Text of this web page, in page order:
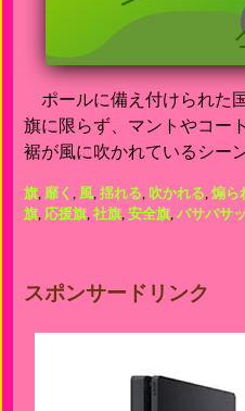
ポールに備え付けられた
旗に限らず、マントやコー
裾が風に吹かれているシー
旗, 靡く , 風, 揺れる, 吹かれる, 煽ら
旗, 応援旗, 社旗, 安全旗, バサバサッ
スポンサードリンク